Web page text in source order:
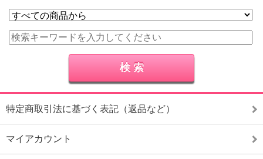
特定商取引法に基づく表記（返品など）
マイアカウント